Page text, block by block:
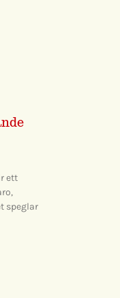
ett
speglar